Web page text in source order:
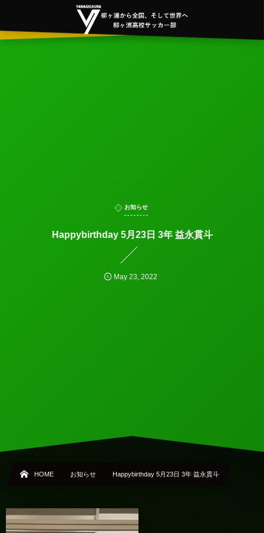
お知らせ
Happybirthday 5月23日 3年 益永貫斗
May 23,2022
HOME お知らせ Happybirthday 5月23日 3年 益永貫斗